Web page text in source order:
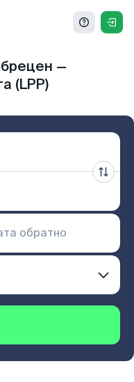
—
(LPP)